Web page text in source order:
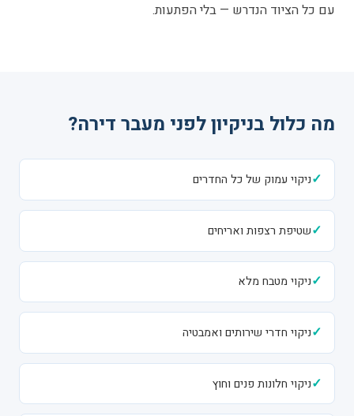
עם כל הציוד הנדרש — בלי הפתעות.
מה כלול בניקיון לפני מעבר דירה?
✓ניקוי עמוק של כל החדרים
✓שטיפת רצפות ואריחים
✓ניקוי מטבח מלא
✓ניקוי חדרי שירותים ואמבטיה
✓ניקוי חלונות פנים וחוץ